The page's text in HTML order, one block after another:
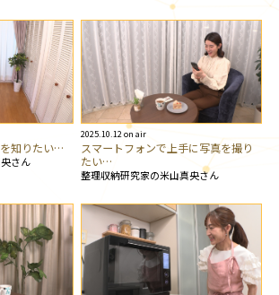
知りたい…
さん
2025.10.12 on air
スマートフォンで上手に写真を撮り
たい…
整理収納研究家の米山真央さん